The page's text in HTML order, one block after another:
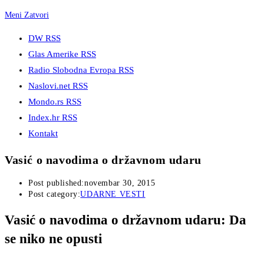
Meni Zatvori
DW RSS
Glas Amerike RSS
Radio Slobodna Evropa RSS
Naslovi.net RSS
Mondo.rs RSS
Index.hr RSS
Kontakt
Vasić o navodima o državnom udaru
Post published:novembar 30, 2015
Post category:UDARNE VESTI
Vasić o navodima o državnom udaru: Da
se niko ne opusti